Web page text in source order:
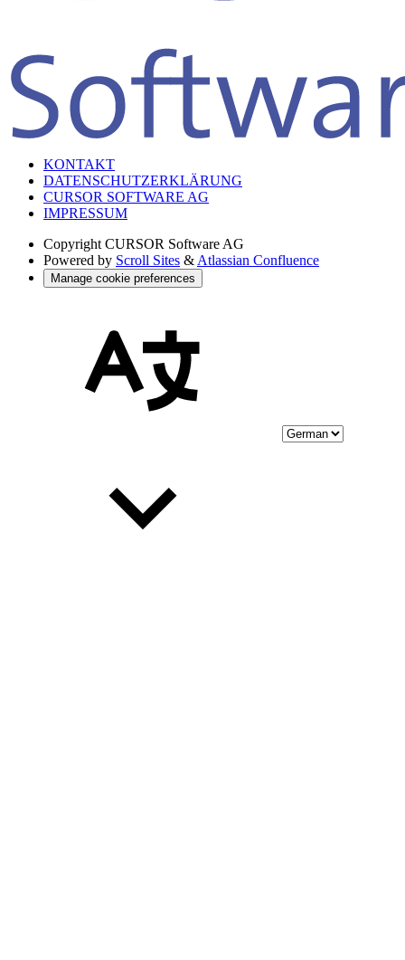
KONTAKT
DATENSCHUTZERKLÄRUNG
CURSOR SOFTWARE AG
IMPRESSUM
Copyright CURSOR Software AG
Powered by Scroll Sites & Atlassian Confluence
Manage cookie preferences